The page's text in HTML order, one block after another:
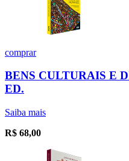
comprar
BENS CULTURAIS E
ED.
Saiba mais
R$ 68,00